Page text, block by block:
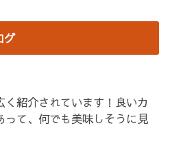
グ
紹介されています！良いカ
って、何でも美味しそうに見